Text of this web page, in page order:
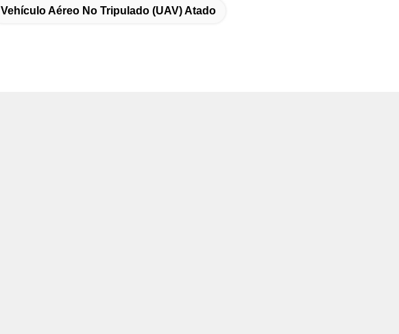
Vehículo Aéreo No Tripulado (UAV) Atado